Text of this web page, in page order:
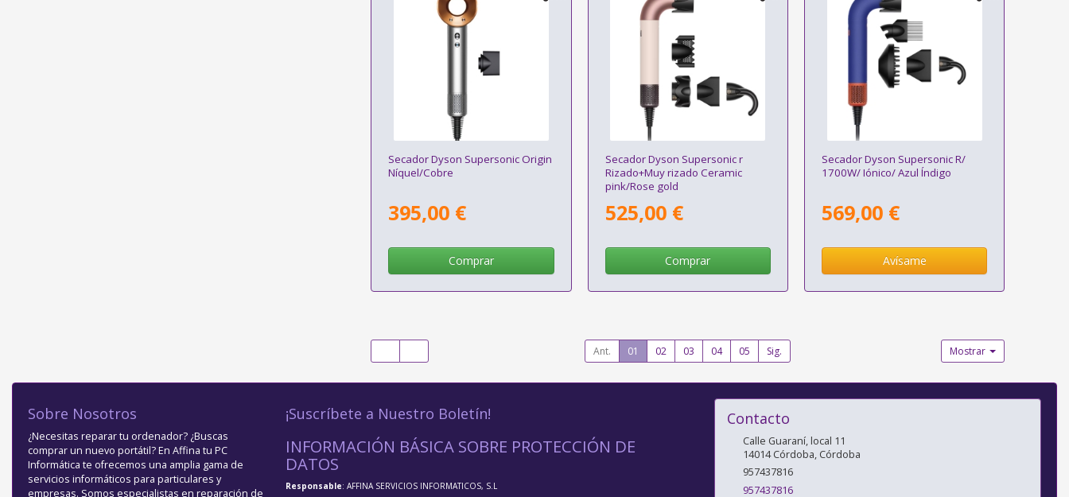
Secador Dyson Supersonic Origin
Níquel/Cobre
395,00 €
Comprar
Secador Dyson Supersonic r
Rizado+Muy rizado Ceramic
pink/Rose gold
525,00 €
Comprar
Secador Dyson Supersonic R/
1700W/ Iónico/ Azul Índigo
569,00 €
Avísame
Ant. 01 02 03 04 05 Sig. Mostrar
Sobre Nosotros
¿Necesitas reparar tu ordenador? ¿Buscas
comprar un nuevo portátil? En Affina tu PC
Informática te ofrecemos una amplia gama de
servicios informáticos para particulares y
empresas. Somos especialistas en reparación de
¡Suscríbete a Nuestro Boletín!
INFORMACIÓN BÁSICA SOBRE PROTECCIÓN DE
DATOS
Responsable: AFFINA SERVICIOS INFORMATICOS, S.L
Contacto
Calle Guaraní, local 11
14014 Córdoba, Córdoba
957437816
957437816